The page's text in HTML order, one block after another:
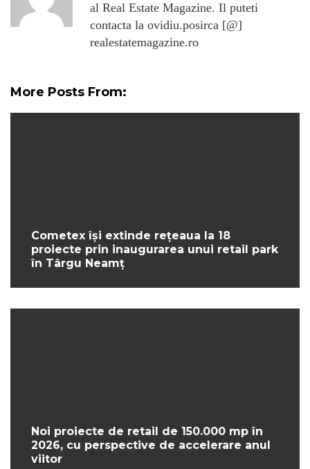
al Real Estate Magazine. Il puteti
contacta la ovidiu.posirca [@]
realestatemagazine.ro
More Posts From:
Cometex își extinde rețeaua la 18
proiecte prin inaugurarea unui retail park
în Târgu Neamț
Noi proiecte de retail de 150.000 mp în
2026, cu perspective de accelerare anul
viitor